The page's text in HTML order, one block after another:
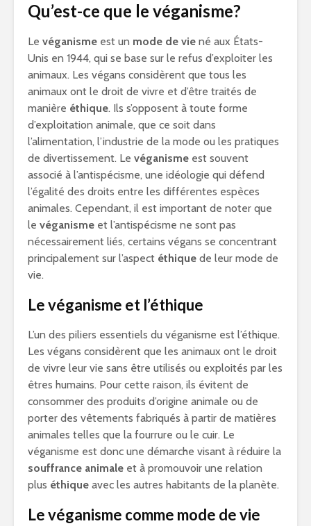
Qu’est-ce que le véganisme?
Le véganisme est un mode de vie né aux États-
Unis en 1944, qui se base sur le refus d’exploiter les
animaux. Les végans considèrent que tous les
animaux ont le droit de vivre et d’être traités de
manière éthique. Ils s’opposent à toute forme
d’exploitation animale, que ce soit dans
l’alimentation, l’industrie de la mode ou les pratiques
de divertissement. Le véganisme est souvent
associé à l’antispécisme, une idéologie qui défend
l’égalité des droits entre les différentes espèces
animales. Cependant, il est important de noter que
le véganisme et l’antispécisme ne sont pas
nécessairement liés, certains végans se concentrant
principalement sur l’aspect éthique de leur mode de
vie.
Le véganisme et l’éthique
L’un des piliers essentiels du véganisme est l’éthique.
Les végans considèrent que les animaux ont le droit
de vivre leur vie sans être utilisés ou exploités par les
êtres humains. Pour cette raison, ils évitent de
consommer des produits d’origine animale ou de
porter des vêtements fabriqués à partir de matières
animales telles que la fourrure ou le cuir. Le
véganisme est donc une démarche visant à réduire la
souffrance animale et à promouvoir une relation
plus éthique avec les autres habitants de la planète.
Le véganisme comme mode de vie